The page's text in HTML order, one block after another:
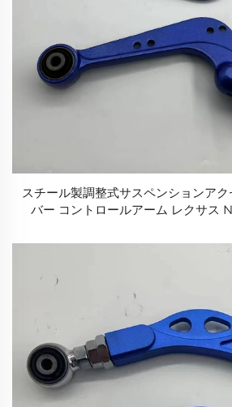
スチール製調整式サスペンションア
バー コントロールアーム レクサス